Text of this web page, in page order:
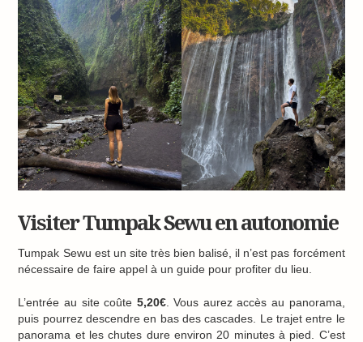
Visiter Tumpak Sewu en autonomie
Tumpak Sewu est un site très bien balisé, il n’est pas forcément
nécessaire de faire appel à un guide pour profiter du lieu.
L’entrée au site coûte 5,20€. Vous aurez accès au panorama,
puis pourrez descendre en bas des cascades. Le trajet entre le
panorama et les chutes dure environ 20 minutes à pied. C’est